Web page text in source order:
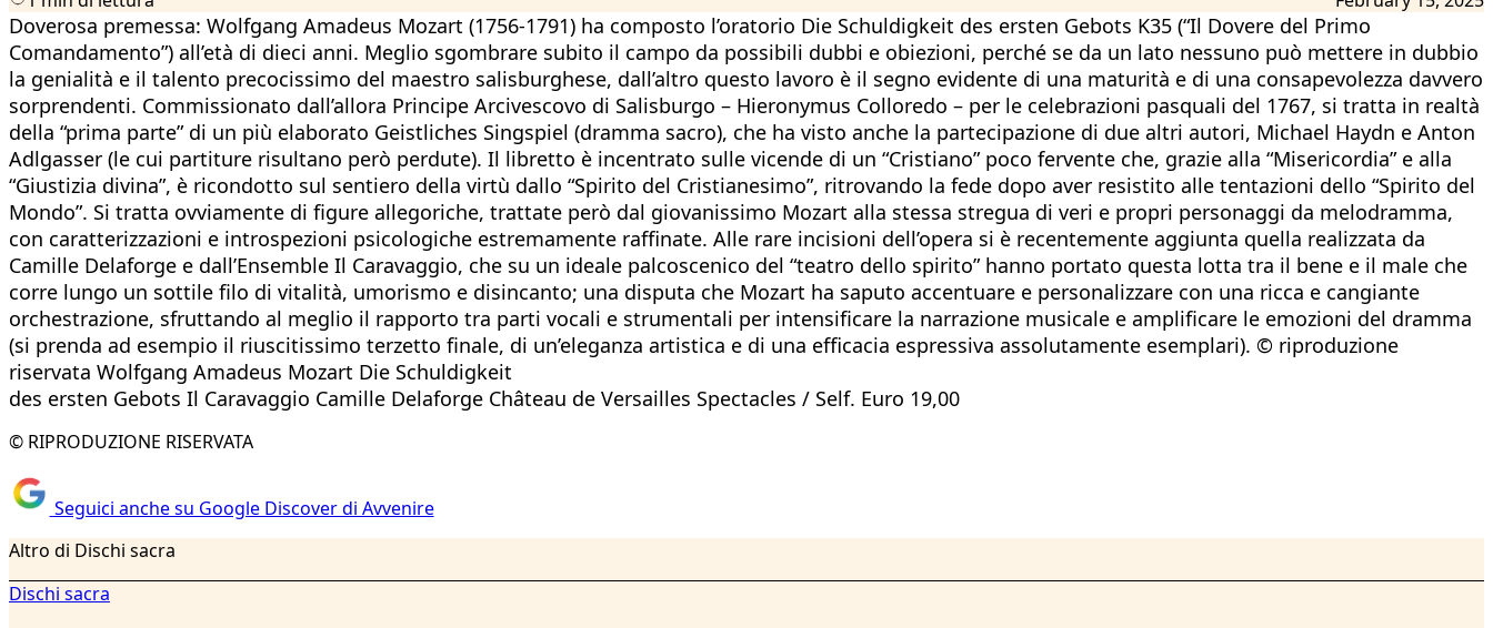
Doverosa premessa: Wolfgang Amadeus Mozart (1756-1791) ha composto l’oratorio Die Schuldigkeit des ersten Gebots K35 (“Il Dovere del Primo
Comandamento”) all’età di dieci anni. Meglio sgombrare subito il campo da possibili dubbi e obiezioni, perché se da un lato nessuno può mettere in dubbio
la genialità e il talento precocissimo del maestro salisburghese, dall’altro questo lavoro è il segno evidente di una maturità e di una consapevolezza davvero
sorprendenti. Commissionato dall’allora Principe Arcivescovo di Salisburgo – Hieronymus Colloredo – per le celebrazioni pasquali del 1767, si tratta in realtà
della “prima parte” di un più elaborato Geistliches Singspiel (dramma sacro), che ha visto anche la partecipazione di due altri autori, Michael Haydn e Anton
Adlgasser (le cui partiture risultano però perdute). Il libretto è incentrato sulle vicende di un “Cristiano” poco fervente che, grazie alla “Misericordia” e alla
“Giustizia divina”, è ricondotto sul sentiero della virtù dallo “Spirito del Cristianesimo”, ritrovando la fede dopo aver resistito alle tentazioni dello “Spirito del
Mondo”. Si tratta ovviamente di figure allegoriche, trattate però dal giovanissimo Mozart alla stessa stregua di veri e propri personaggi da melodramma,
con caratterizzazioni e introspezioni psicologiche estremamente raffinate. Alle rare incisioni dell’opera si è recentemente aggiunta quella realizzata da
Camille Delaforge e dall’Ensemble Il Caravaggio, che su un ideale palcoscenico del “teatro dello spirito” hanno portato questa lotta tra il bene e il male che
corre lungo un sottile filo di vitalità, umorismo e disincanto; una disputa che Mozart ha saputo accentuare e personalizzare con una ricca e cangiante
orchestrazione, sfruttando al meglio il rapporto tra parti vocali e strumentali per intensificare la narrazione musicale e amplificare le emozioni del dramma
(si prenda ad esempio il riuscitissimo terzetto finale, di un’eleganza artistica e di una efficacia espressiva assolutamente esemplari). © riproduzione
riservata Wolfgang Amadeus Mozart Die Schuldigkeit
des ersten Gebots Il Caravaggio Camille Delaforge Château de Versailles Spectacles / Self. Euro 19,00
© RIPRODUZIONE RISERVATA
Seguici anche su Google Discover di Avvenire
Altro di Dischi sacra
Dischi sacra